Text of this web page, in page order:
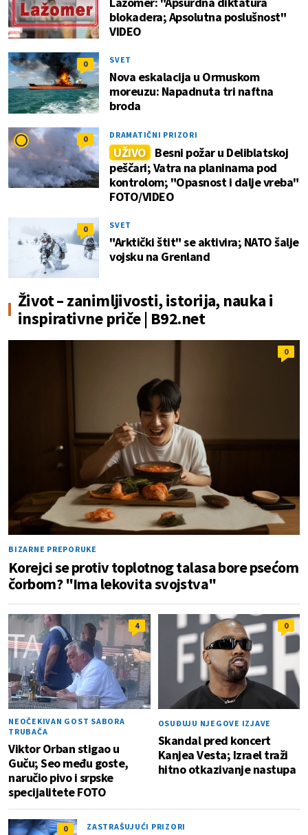
blokadera; Apsolutna poslušnost"
VIDEO
0 SVET
Nova eskalacija u Ormuskom
moreuzu: Napadnuta tri naftna
broda
0 DRAMATIČNI PRIZORI
UŽIVO Besni požar u Deliblatskoj
peščari; Vatra na planinama pod
kontrolom; "Opasnost i dalje vreba"
FOTO/VIDEO
0 SVET
"Arktički štit" se aktivira; NATO šalje
vojsku na Grenland
Život – zanimljivosti, istorija, nauka i
inspirativne priče | B92.net
0
BIZARNE PREPORUKE
Korejci se protiv toplotnog talasa bore psećom
čorbom? "Ima lekovita svojstva"
4
NEOČEKIVAN GOST SABORA
TRUBAČA
Viktor Orban stigao u
Guču; Seo među goste,
naručio pivo i srpske
specijalitete FOTO
0
OSUĐUJU NJEGOVE IZJAVE
Skandal pred koncert
Kanjea Vesta; Izrael traži
hitno otkazivanje nastupa
0 ZASTRAŠUJUĆI PRIZORI